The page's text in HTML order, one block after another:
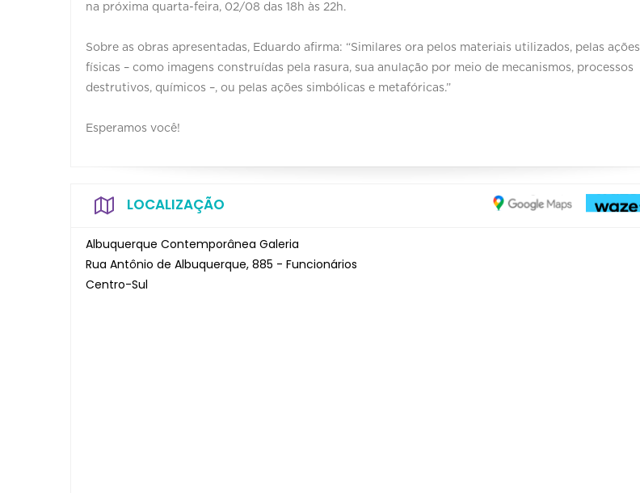
na próxima quarta-feira, 02/08 das 18h às 22h.
Sobre as obras apresentadas, Eduardo afirma: “Similares ora pelos materiais utilizados, pelas ações
físicas – como imagens construídas pela rasura, sua anulação por meio de mecanismos, processos
destrutivos, químicos –, ou pelas ações simbólicas e metafóricas.”
Esperamos você!
LOCALIZAÇÃO
Albuquerque Contemporânea Galeria
Rua Antônio de Albuquerque, 885 - Funcionários
Centro-Sul